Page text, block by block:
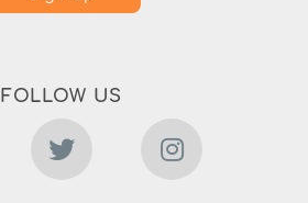
FOLLOW US